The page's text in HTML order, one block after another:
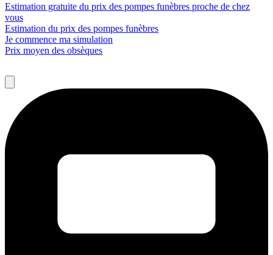
Estimation gratuite du prix des pompes funèbres proche de chez
vous
Estimation du prix des pompes funèbres
Je commence ma simulation
Prix moyen des obsèques